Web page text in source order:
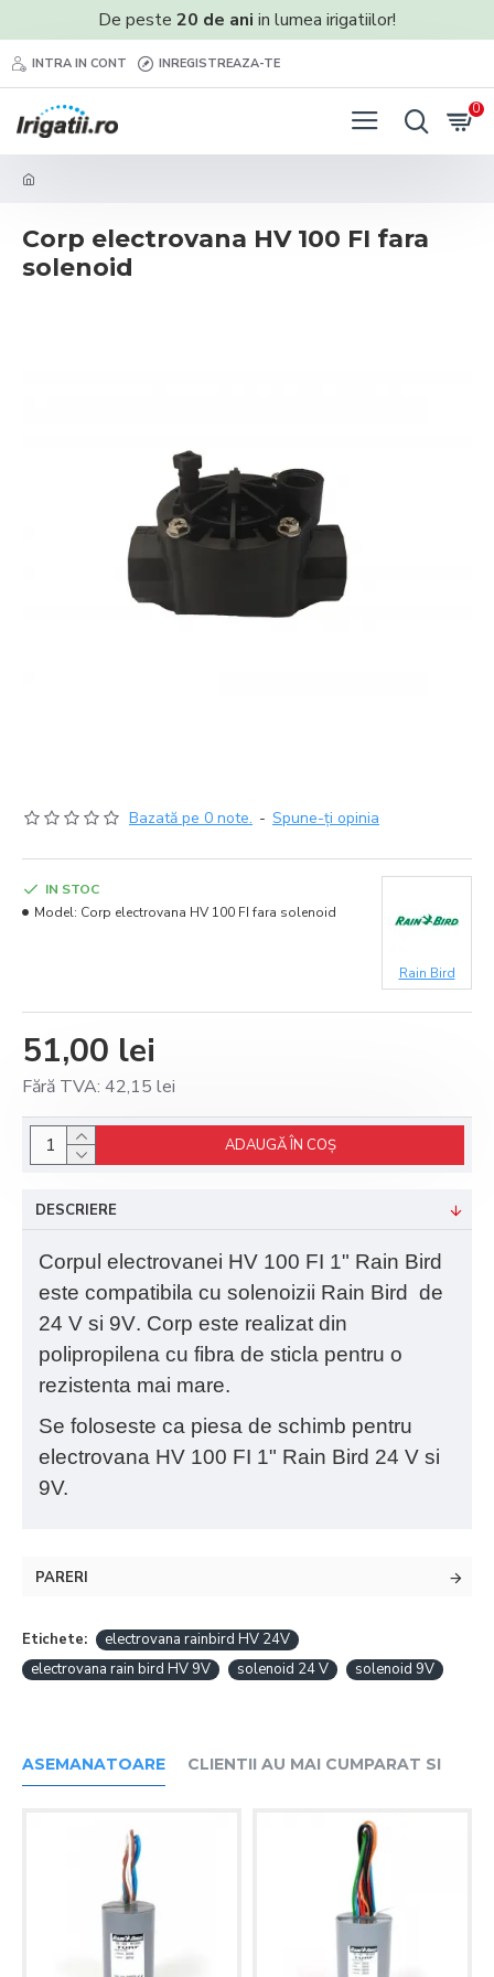
De peste 20 de ani in lumea irigatiilor!
INTRA IN CONT INREGISTREAZA-TE
0
Corp electrovana HV 100 FI fara
solenoid
Bazată pe 0 note. - Spune-ţi opinia
51,00 lei
Fără TVA: 42,15 lei
IN STOC
Model: Corp electrovana HV 100 FI fara solenoid
Rain Bird
ADAUGĂ ÎN COŞ
DESCRIERE
Corpul electrovanei HV 100 FI 1ʺ Rain Bird
este compatibila cu solenoizii Rain Bird de
24 V si 9V. Corp este realizat din
polipropilena cu fibra de sticla pentru o
rezistenta mai mare.
Se foloseste ca piesa de schimb pentru
electrovana HV 100 FI 1ʺ Rain Bird 24 V si
9V.
PARERI
Etichete:
electrovana rainbird HV 24V
electrovana rain bird HV 9V
solenoid 24 V solenoid 9V
ASEMANATOARE CLIENTII AU MAI CUMPARAT SI